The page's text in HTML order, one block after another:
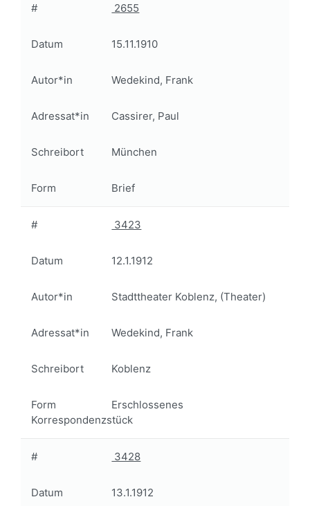
# 2655
Datum 15.11.1910
Autor*in Wedekind, Frank
Adressat*in Cassirer, Paul
Schreibort München
Form Brief
# 3423
Datum 12.1.1912
Autor*in Stadttheater Koblenz, (Theater)
Adressat*in Wedekind, Frank
Schreibort Koblenz
Form
Erschlossenes
Korrespondenzstück
# 3428
Datum 13.1.1912